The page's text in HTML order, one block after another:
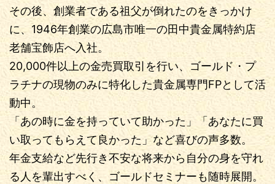
その後、創業者である祖父が倒れたのをきっかけ
に、1946年創業の広島市唯一の田中貴金属特約店
老舗宝飾店へ入社。
20,000件以上の金売買取引を行い、ゴールド・プ
ラチナの現物のみに特化した貴金属専門FPとして活
動中。
「あの時に金を持っていて助かった」「あなたに買
い取ってもらえて良かった」など喜びの声多数。
年金支給など先行き不安な将来から自分の身を守れ
る人を輩出すべく、ゴールドセミナーも随時展開。